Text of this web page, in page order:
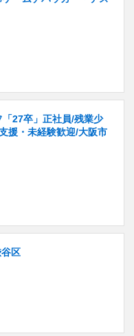
27卒」正社員/残業少
援・未経験歓迎/大阪市
区